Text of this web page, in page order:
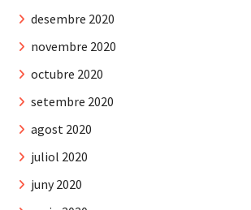
desembre 2020
novembre 2020
octubre 2020
setembre 2020
agost 2020
juliol 2020
juny 2020